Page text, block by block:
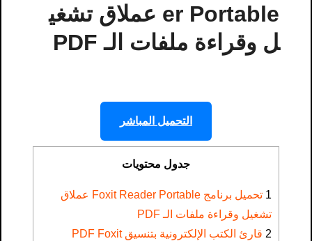
er Portable عملاق تشغي
ل وقراءة ملفات الـ PDF
التحميل المباشر
جدول محتويات
1
تحميل برنامج Foxit Reader Portable عملاق
تشغيل وقراءة ملفات الـ PDF
2
قارئ الكتب الإلكترونية بتنسيق PDF Foxit